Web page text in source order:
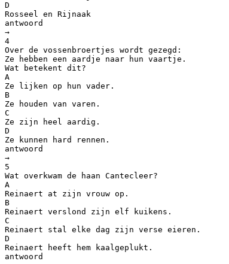
D
Rosseel en Rijnaak
antwoord
→
4
Over de vossenbroertjes wordt gezegd:
Ze hebben een aardje naar hun vaartje.
Wat betekent dit?
A
Ze lijken op hun vader.
B
Ze houden van varen.
C
Ze zijn heel aardig.
D
Ze kunnen hard rennen.
antwoord
→
5
Wat overkwam de haan Cantecleer?
A
Reinaert at zijn vrouw op.
B
Reinaert verslond zijn elf kuikens.
C
Reinaert stal elke dag zijn verse eieren.
D
Reinaert heeft hem kaalgeplukt.
antwoord